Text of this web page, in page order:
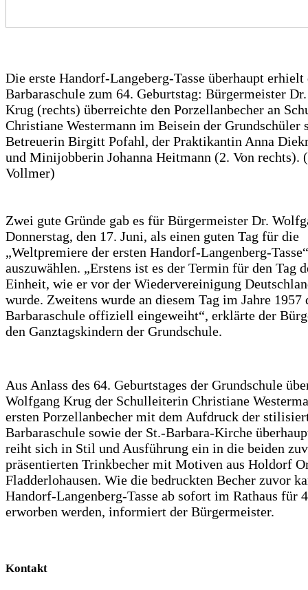
Die erste Handorf-Langeberg-Tasse überhaupt erhielt
Barbaraschule zum 64. Geburtstag: Bürgermeister
Krug (rechts) überreichte den Porzellanbecher an
Christiane Westermann im Beisein der Grundschüler
Betreuerin Birgitt Pofahl, der Praktikantin Anna
und Minijobberin Johanna Heitmann (2. Von rechts).
Vollmer)
Zwei gute Gründe gab es für Bürgermeister Dr.
Donnerstag, den 17. Juni, als einen guten Tag für die
„Weltpremiere der ersten Handorf-Langenberg-
auszuwählen. „Erstens ist es der Termin für den Tag
Einheit, wie er vor der Wiedervereinigung
wurde. Zweitens wurde an diesem Tag im Jahre 1957
Barbaraschule offiziell eingeweiht“, erklärte der
den Ganztagskindern der Grundschule.
Aus Anlass des 64. Geburtstages der Grundschule
Wolfgang Krug der Schulleiterin Christiane
ersten Porzellanbecher mit dem Aufdruck der
Barbaraschule sowie der St.-Barbara-Kirche
reiht sich in Stil und Ausführung ein in die beiden
präsentierten Trinkbecher mit Motiven aus Holdorf
Fladderlohausen. Wie die bedruckten Becher zuvor
Handorf-Langenberg-Tasse ab sofort im Rathaus für
erworben werden, informiert der Bürgermeister.
Kontakt